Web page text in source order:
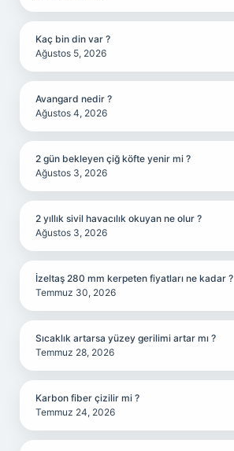
Kaç bin din var ?
Ağustos 5, 2026
Avangard nedir ?
Ağustos 4, 2026
2 gün bekleyen çiğ köfte yenir mi ?
Ağustos 3, 2026
2 yıllık sivil havacılık okuyan ne olur ?
Ağustos 3, 2026
İzeltaş 280 mm kerpeten fiyatları ne kadar ?
Temmuz 30, 2026
Sıcaklık artarsa yüzey gerilimi artar mı ?
Temmuz 28, 2026
Karbon fiber çizilir mi ?
Temmuz 24, 2026